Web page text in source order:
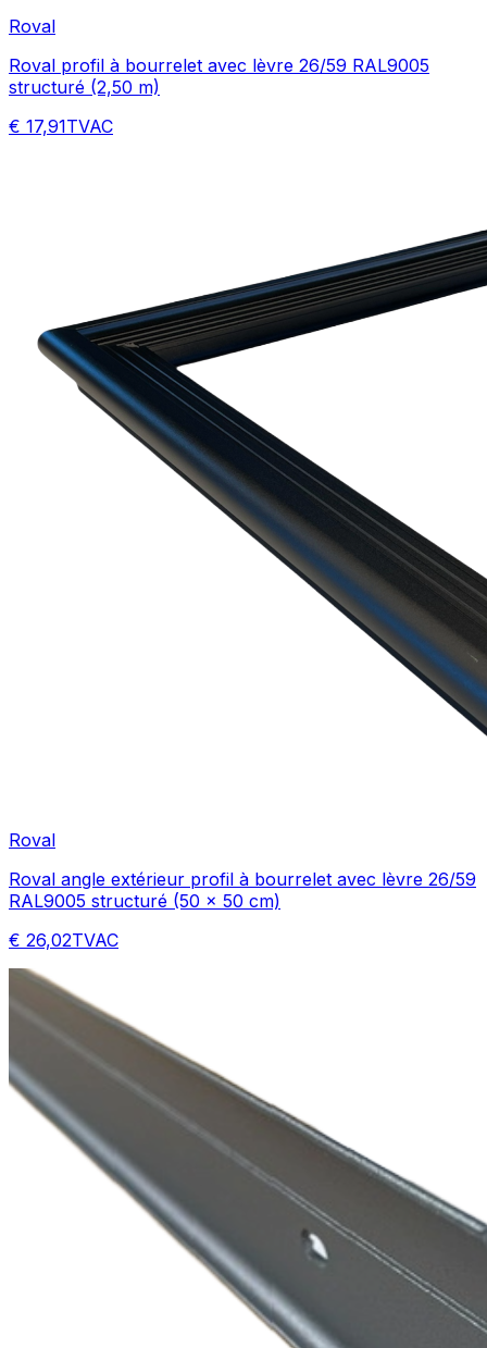
Roval
Roval profil à bourrelet avec lèvre 26/59 RAL9005
structuré (2,50 m)
€ 17,91TVAC
Roval
Roval angle extérieur profil à bourrelet avec lèvre 26/59
RAL9005 structuré (50 x 50 cm)
€ 26,02TVAC